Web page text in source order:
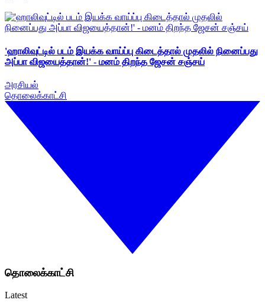
'ஹாலிவுட்டில் படம் இயக்க வாய்ப்பு கிடைத்தால் முதலில் நினைப்பது
அப்பா விஜயைத்தான்!' - மனம் திறந்த ஜேசன் சஞ்சய்
அரசியல்
தொலைக்காட்சி
தொலைக்காட்சி
Latest